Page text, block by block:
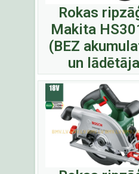
Rokas
Makita
(BEZ
un